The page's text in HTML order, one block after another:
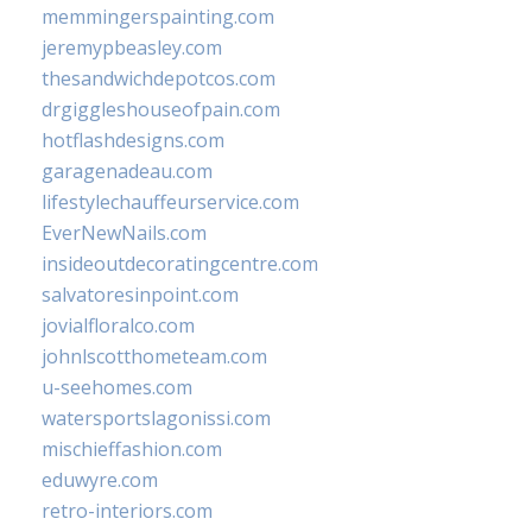
memmingerspainting.com
jeremypbeasley.com
thesandwichdepotcos.com
drgiggleshouseofpain.com
hotflashdesigns.com
garagenadeau.com
lifestylechauffeurservice.com
EverNewNails.com
insideoutdecoratingcentre.com
salvatoresinpoint.com
jovialfloralco.com
johnlscotthometeam.com
u-seehomes.com
watersportslagonissi.com
mischieffashion.com
eduwyre.com
retro-interiors.com